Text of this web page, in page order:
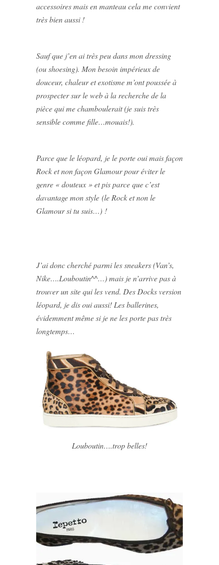
accessoires mais en manteau cela me convient
très bien aussi !
Sauf que j’en ai très peu dans mon dressing
(ou shoesing). Mon besoin impérieux de
douceur, chaleur et exotisme m’ont poussée à
prospecter sur le web à la recherche de la
pièce qui me chamboulerait (je suis très
sensible comme fille…mouais!).
Parce que le léopard, je le porte oui mais façon
Rock et non façon Glamour pour éviter le
genre « douteux » et pis parce que c’est
davantage mon style (le Rock et non le
Glamour si tu suis…) !
J’ai donc cherché parmi les sneakers (Van’s,
Nike….Louboutin^^…) mais je n’arrive pas à
trouver un site qui les vend. Des Docks version
léopard, je dis oui aussi! Les ballerines,
évidemment même si je ne les porte pas très
longtemps…
Louboutin….trop belles!